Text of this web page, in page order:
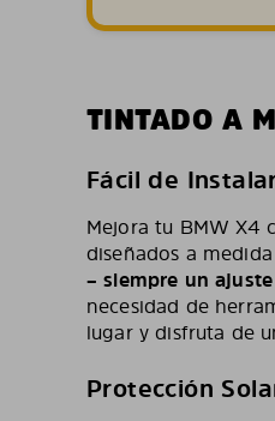
TINTADO A
Fácil de
Mejora tu BMW X4
diseñados a
– siempre un
necesidad de
lugar y disfruta de
Protección